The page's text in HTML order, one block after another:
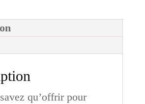
qu’offrir pour